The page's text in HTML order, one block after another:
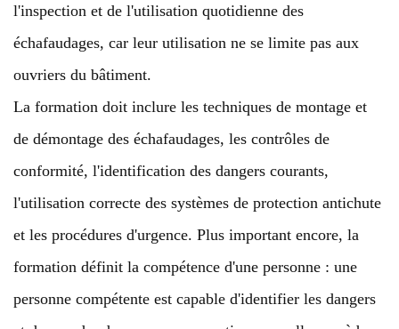
l'inspection et de l'utilisation quotidienne des
échafaudages, car leur utilisation ne se limite pas aux
ouvriers du bâtiment.
La formation doit inclure les techniques de montage et
de démontage des échafaudages, les contrôles de
conformité, l'identification des dangers courants,
l'utilisation correcte des systèmes de protection antichute
et les procédures d'urgence. Plus important encore, la
formation définit la compétence d'une personne : une
personne compétente est capable d'identifier les dangers